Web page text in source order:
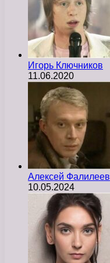
Игорь Ключников
11.06.2020
Алексей Фалилеев
10.05.2024